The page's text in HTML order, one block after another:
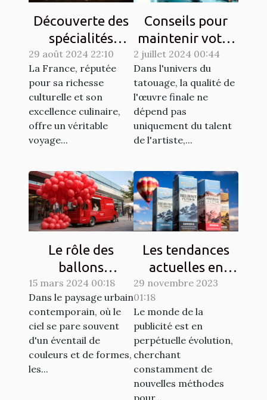
Découverte des
spécialités
culinaires
régionales et
leur histoire
29 août 2024 22:10
La France, réputée
pour sa richesse
culturelle et son
excellence culinaire,
offre un véritable
voyage...
Conseils pour
maintenir votre
matériel de
tatouage en
parfait état
2 juillet 2024 00:44
Dans l'univers du
tatouage, la qualité de
l'œuvre finale ne
dépend pas
uniquement du talent
de l'artiste,...
Le rôle des
ballons
publicitaires
dans les
campagnes de
sensibilisation
15 mars 2024 00:18
Dans le paysage urbain
contemporain, où le
ciel se pare souvent
d'un éventail de
couleurs et de formes,
les...
Les tendances
actuelles en
matière de
ballons
publicitaires
hélium
29 novembre 2023
01:18
Le monde de la
publicité est en
perpétuelle évolution,
cherchant
constamment de
nouvelles méthodes
pour...